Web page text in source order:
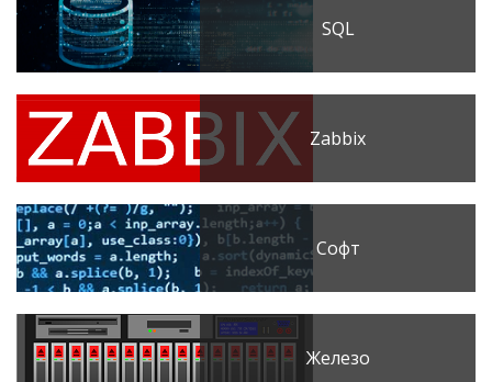
SQL
Zabbix
Софт
Железо